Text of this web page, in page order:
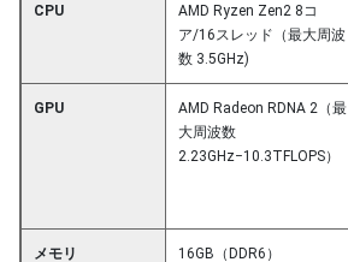
CPU
AMD Ryzen Zen2 8コ
ア/16スレッド（最大周波
数 3.5GHz)
GPU
AMD Radeon RDNA 2（最
大周波数
2.23GHz−10.3TFLOPS）
メモリ 16GB（DDR6）